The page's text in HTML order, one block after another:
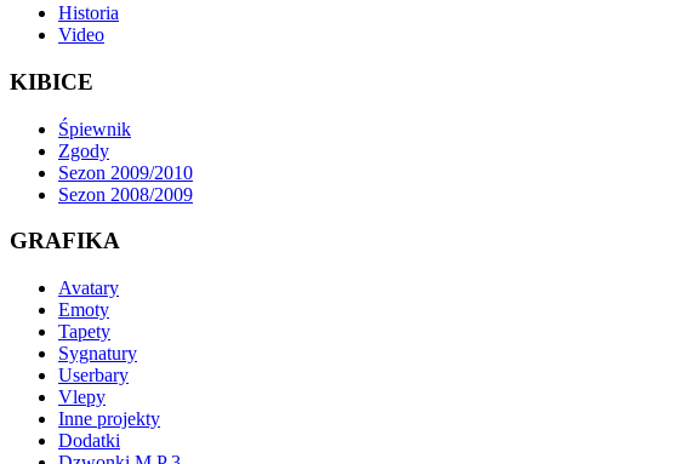
Historia
Video
KIBICE
Śpiewnik
Zgody
Sezon 2009/2010
Sezon 2008/2009
GRAFIKA
Avatary
Emoty
Tapety
Sygnatury
Userbary
Vlepy
Inne projekty
Dodatki